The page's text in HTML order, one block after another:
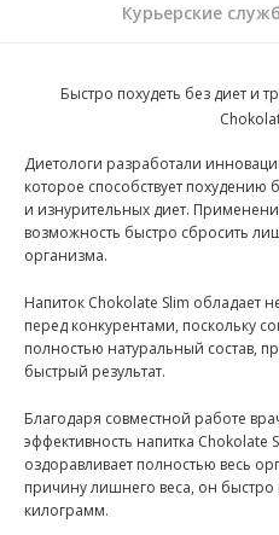
Курьерские
Быстро похудеть без диет и
Диетологи разработали
которое способствует
и изнурительных диет.
возможность быстро сбросить
организма.
Напиток Chokolate Slim
перед конкурентами, поскольку
полностью натуральный состав,
быстрый результат.
Благодаря совместной работе
эффективность напитка Chokolate
оздоравливает полностью весь
причину лишнего веса, он быстро
килограмм.